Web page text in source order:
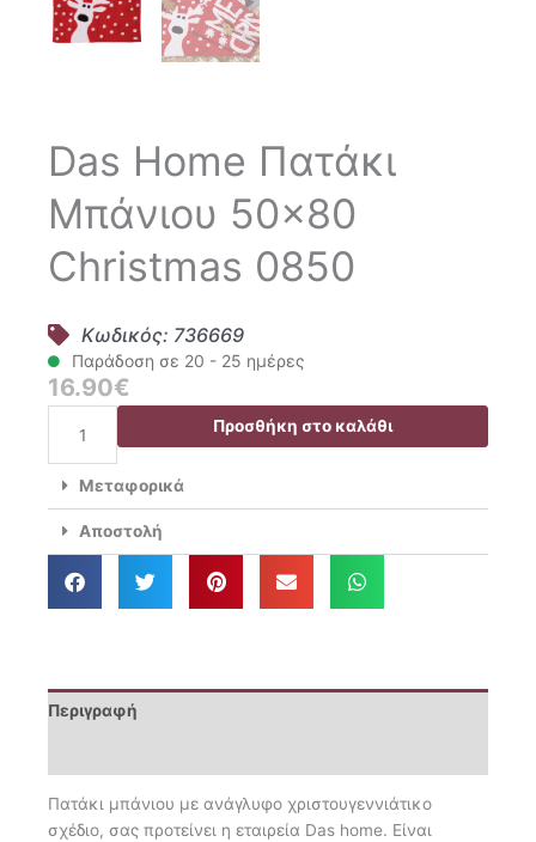
Das Home Πατάκι
Μπάνιου 50×80
Christmas 0850
Κωδικός: 736669
Παράδοση σε 20 - 25 ημέρες
16.90€
Home
Πατάκι
Μπάνιου
50x80
Christmas
0850
Προσθήκη στο καλάθι
Μεταφορικά
Αποστολή
Περιγραφή
Πατάκι μπάνιου με ανάγλυφο χριστουγεννιάτικο
σχέδιο, σας προτείνει η εταιρεία Das home. Είναι